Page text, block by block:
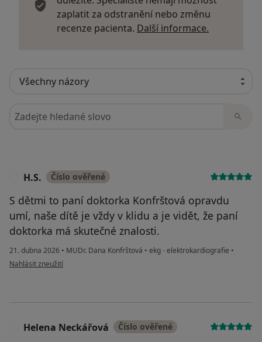
zaplatit za odstranění nebo změnu
recenze pacienta. Další informace.
Hledejte v názorech
H.S. Číslo ověřené
S dětmi to paní doktorka Konfrštová opravdu
umí, naše dítě je vždy v klidu a je vidět, že paní
doktorka má skutečné znalosti.
21. dubna 2026 • MUDr. Dana Konfrštová • ekg - elektrokardiografie •
podle názoru uživatele H.S.
Nahlásit zneužití
Helena Neckářová Číslo ověřené